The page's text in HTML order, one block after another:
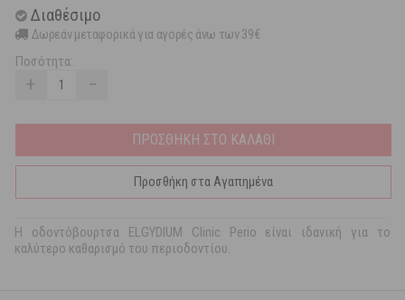
Διαθέσιμο
Δωρεάν μεταφορικά για αγορές άνω των 39€
Ποσότητα:
+ −
ΠΡΟΣΘΗΚΗ ΣΤΟ ΚΑΛΑΘΙ
Προσθήκη στα Αγαπημένα
Η οδοντόβουρτσα ELGYDIUM Clinic Perio είναι ιδανική για το
καλύτερο καθαρισμό του περιοδοντίου.